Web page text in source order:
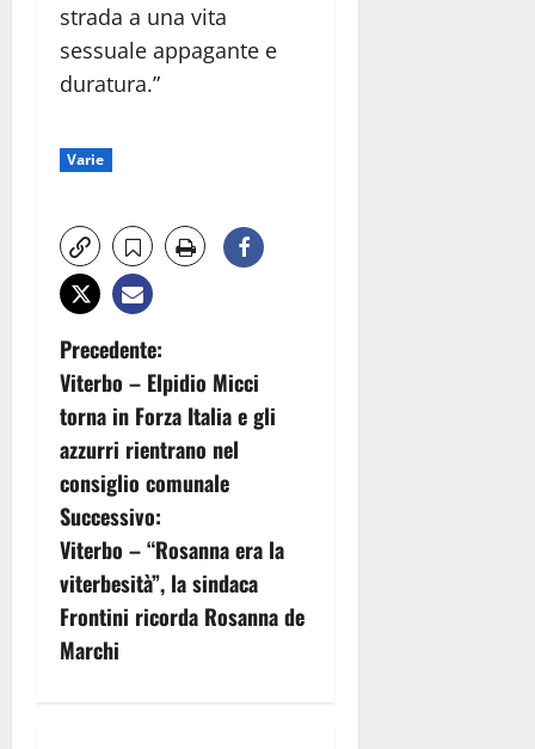
strada a una vita
sessuale appagante e
duratura.”
Varie
N
a
v
i
g
a
z
Precedente:
Viterbo – Elpidio Micci
torna in Forza Italia e gli
azzurri rientrano nel
consiglio comunale
Successivo:
Viterbo – “Rosanna era la
viterbesità”, la sindaca
Frontini ricorda Rosanna de
Marchi